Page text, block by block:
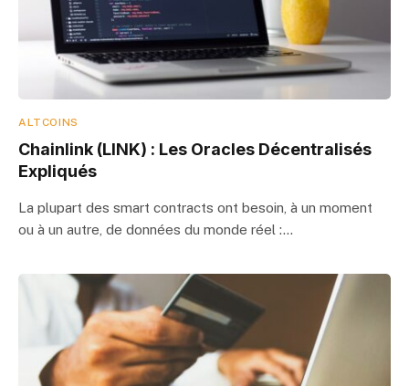
ALTCOINS
Chainlink (LINK) : Les Oracles Décentralisés
Expliqués
La plupart des smart contracts ont besoin, à un moment
ou à un autre, de données du monde réel :…